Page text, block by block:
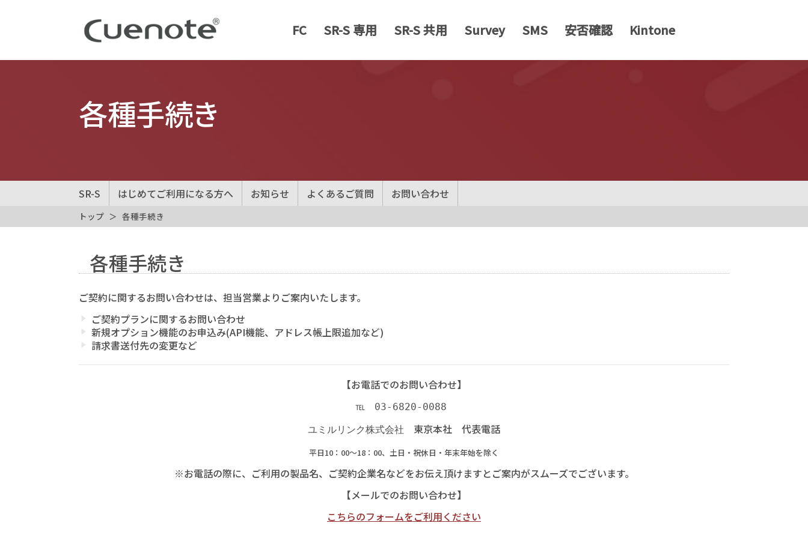
FC SR-S 専用 SR-S 共用 Survey SMS 安否確認 Kintone
各種手続き
SR-S はじめてご利用になる方へ お知らせ よくあるご質問 お問い合わせ
トップ 各種手続き
各種手続き
ご契約に関するお問い合わせは、担当営業よりご案内いたします。
ご契約プランに関するお問い合わせ
新規オプション機能のお申込み(API機能、アドレス帳上限追加など)
請求書送付先の変更など
【お電話でのお問い合わせ】
℡ 03-6820-0088
ユミルリンク株式会社
東京本社 代表電話
平日10：00～18：00、土日・祝休日・年末年始を除く
※お電話の際に、ご利用の製品名、ご契約企業名などをお伝え頂けますとご案内がスムーズでございます。
【メールでのお問い合わせ】
こちらのフォームをご利用ください